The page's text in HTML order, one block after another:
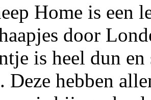
Home is een
door
is heel dun
Deze hebben